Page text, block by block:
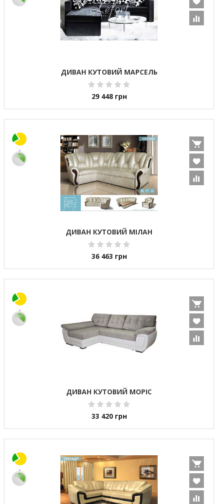
ДИВАН КУТОВИЙ МАРСЕЛЬ
29 448 грн
ДИВАН КУТОВИЙ МІЛАН
36 463 грн
ДИВАН КУТОВИЙ МОРІС
33 420 грн